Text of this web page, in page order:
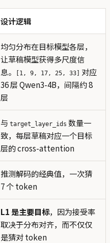
设计逻辑
均匀分布在目标模型各层，
让草稿模型获得多尺度信
息。
[1, 9, 17, 25, 33] 对应
36 层 Qwen3-4B，间隔约 8
层
与 target_layer_ids 数量一
致，每层草稿对应一个目标
层的 cross-attention
推测解码的经典值，一次猜
7 个 token
L1 是主要目标，因为接受率
取决于分布对齐，而不仅仅
是猜对 token